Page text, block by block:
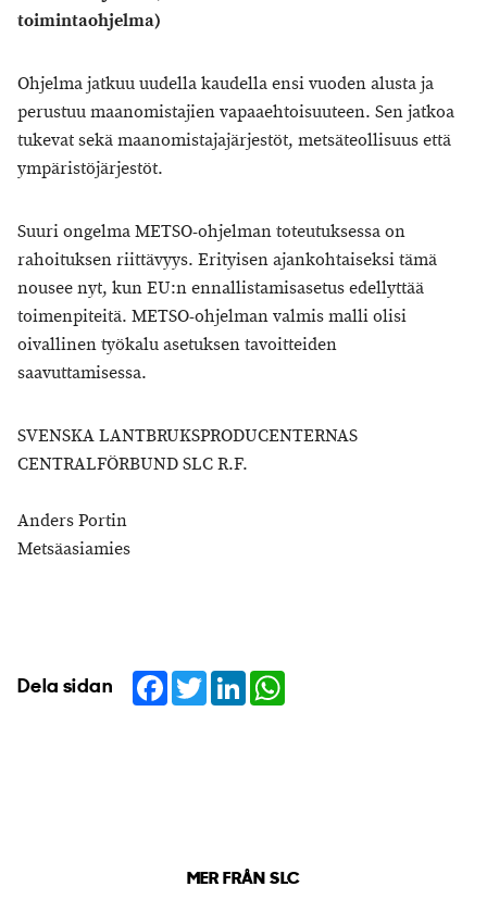
toimintaohjelma)
Ohjelma jatkuu uudella kaudella ensi vuoden alusta ja
perustuu maanomistajien vapaaehtoisuuteen. Sen jatkoa
tukevat sekä maanomistajajärjestöt, metsäteollisuus että
ympäristöjärjestöt.
Suuri ongelma METSO-ohjelman toteutuksessa on
rahoituksen riittävyys. Erityisen ajankohtaiseksi tämä
nousee nyt, kun EU:n ennallistamisasetus edellyttää
toimenpiteitä. METSO-ohjelman valmis malli olisi
oivallinen työkalu asetuksen tavoitteiden
saavuttamisessa.
SVENSKA LANTBRUKSPRODUCENTERNAS
CENTRALFÖRBUND SLC R.F.
Anders Portin
Metsäasiamies
Dela sidan Facebook
TwitterLinkedIn
MER FRÅN SLC